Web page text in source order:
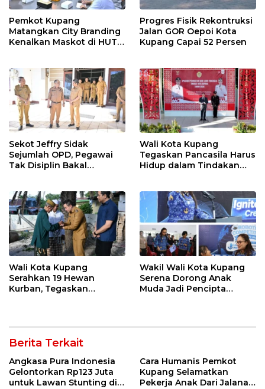
Pemkot Kupang
Matangkan City Branding
Kenalkan Maskot di HUT
Progres Fisik Rekontruksi
Jalan GOR Oepoi Kota
Kupang Capai 52 Persen
Sekot Jeffry Sidak
Sejumlah OPD, Pegawai
Tak Disiplin Bakal
Wali Kota Kupang
Tegaskan Pancasila Harus
Hidup dalam Tindakan
Wali Kota Kupang
Serahkan 19 Hewan
Kurban, Tegaskan
Wakil Wali Kota Kupang
Serena Dorong Anak
Muda Jadi Pencipta
Berita Terkait
Angkasa Pura Indonesia
Gelontorkan Rp123 Juta
untuk Lawan Stunting di
Cara Humanis Pemkot
Kupang Selamatkan
Pekerja Anak Dari Jalanan